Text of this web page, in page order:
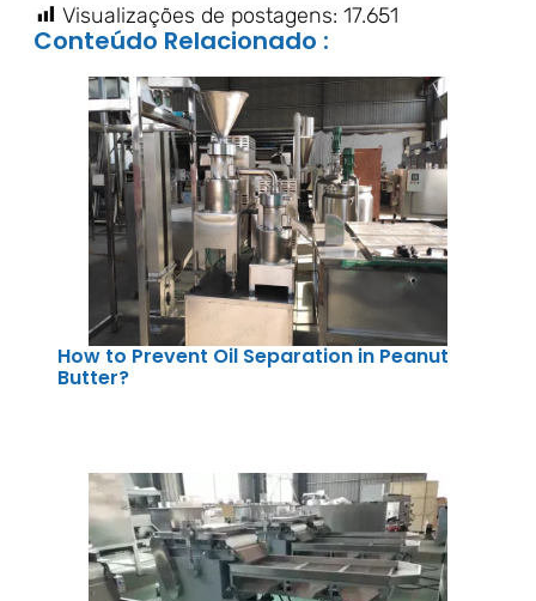
Visualizações de postagens: 17.651
Conteúdo Relacionado :
How to Prevent Oil Separation in Peanut
Butter?